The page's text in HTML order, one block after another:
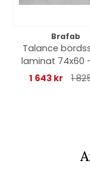
Brafab
Talance
laminat 74x60
trä
1 643 kr 1